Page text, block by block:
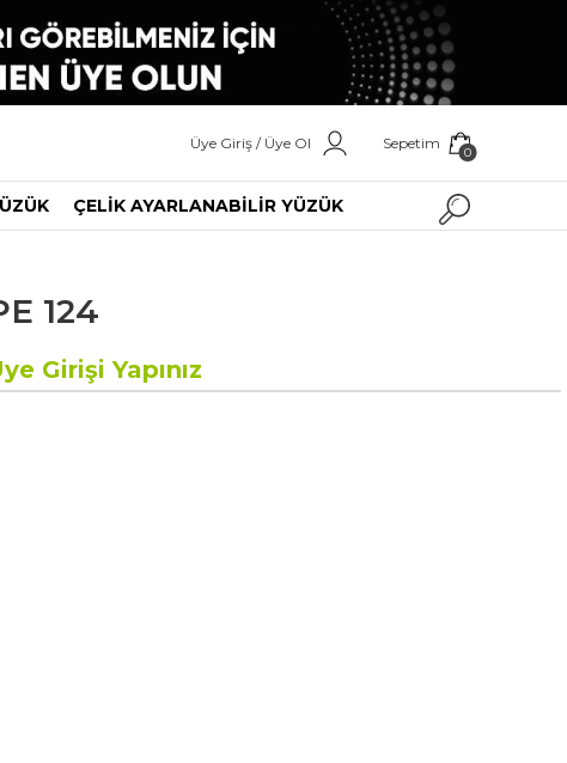
ÇELİK AYARLANABİLİR YÜZÜK
Üye Giriş / Üye Ol Sepetim 0
124
Girişi Yapınız